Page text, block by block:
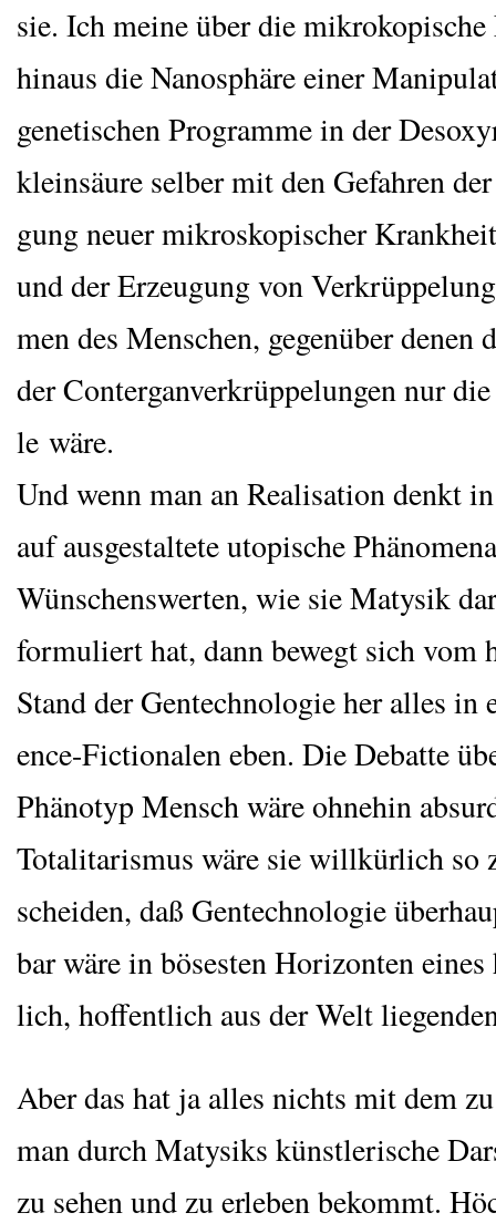
sie. Ich mei­ne über die mikroko­pi­sche
hin­aus die Nano­sphä­re einer
gene­ti­schen Pro­gram­me in der
kle­in­säu­re sel­ber mit den Gefah­ren
gung neu­er mikro­sko­pi­scher
und der Erzeu­gung von
men des Men­schen, gegen­über denen
der Con­ter­gan­ver­krüp­pe­lun­gen nur
le wäre.
Und wenn man an Rea­li­sa­ti­on denkt
auf aus­ge­stal­te­te uto­pi­sche
Wün­schens­wer­ten, wie sie Maty­sik
for­mu­liert hat, dann bewegt sich vom
Stand der Gen­tech­no­lo­gie her alles
ence-Fic­tion­a­len eben. Die Debat­te
Phä­no­typ Mensch wäre ohne­hin
Tota­li­ta­ris­mus wäre sie will­kür­lich so
schei­den, daß Gen­tech­no­lo­gie
bar wäre in böses­ten Hori­zon­ten
lich, hof­fent­lich aus der Welt
Aber das hat ja alles nichts mit dem
man durch Maty­siks künst­le­ri­sche
zu sehen und zu erle­ben bekommt.